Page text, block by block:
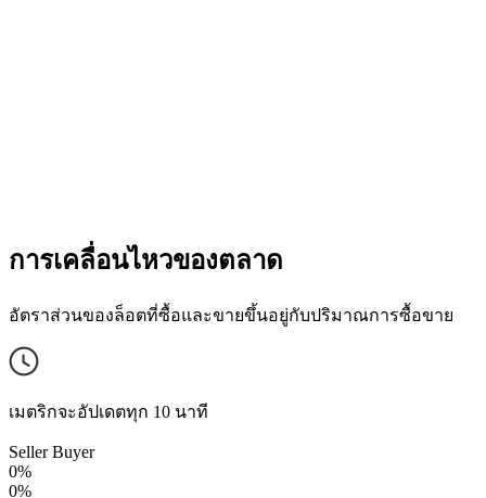
การเคลื่อนไหวของตลาด
อัตราส่วนของล็อตที่ซื้อและขายขึ้นอยู่กับปริมาณการซื้อขาย
เมตริกจะอัปเดตทุก 10 นาที
Seller Buyer
0%
0%